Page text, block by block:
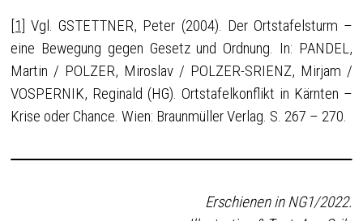
[1] Vgl. GSTETTNER, Peter (2004). Der Ortstafelsturm –
eine Bewegung gegen Gesetz und Ordnung. In: PANDEL,
Martin / POLZER, Miroslav / POLZER-SRIENZ, Mirjam /
VOSPERNIK, Reginald (HG). Ortstafelkonflikt in Kärnten –
Krise oder Chance. Wien: Braunmüller Verlag. S. 267 – 270.
Erschienen in NG1/2022.